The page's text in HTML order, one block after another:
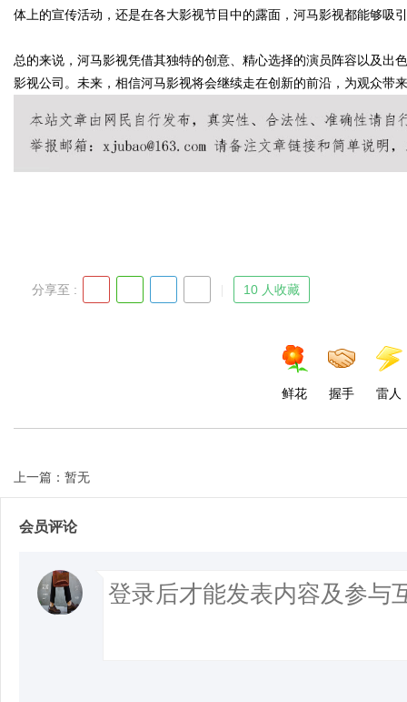
ar
体上的宣传活动，还是在各大影视节目中的露面，河马影视都能够吸
总的来说，河马影视凭借其独特的创意、精心选择的演员阵容以及出
影视公司。未来，相信河马影视将会继续走在创新的前沿，为观众带
分享至 : 10 人收藏
鲜花 握手 雷人
上一篇：暂无
会员评论